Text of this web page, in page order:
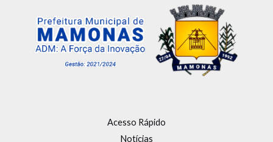
Acesso Rápido
Notícias